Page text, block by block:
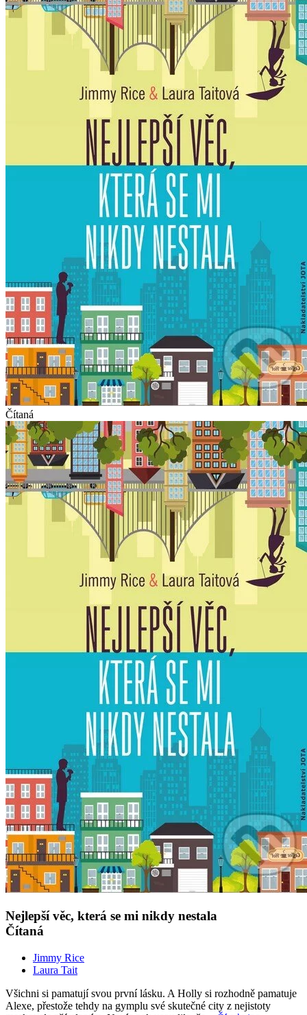
Čítaná
Nejlepší věc, která se mi nikdy nestala
Čítaná
Jimmy Rice
Laura Tait
Všichni si pamatují svou první lásku. A Holly si rozhodně pamatuje
Alexe, přestože tehdy na gymplu své skutečné city z nejistoty